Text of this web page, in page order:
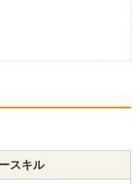
スキル